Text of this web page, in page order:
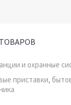
и охранные
приставки,